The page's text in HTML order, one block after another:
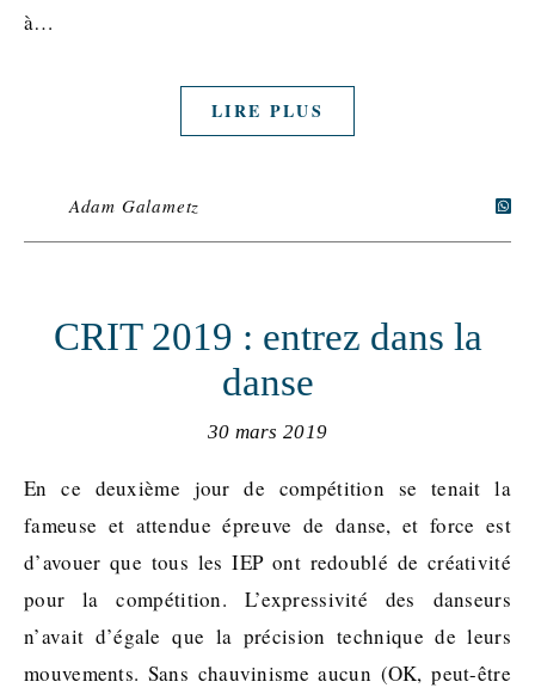
à…
LIRE PLUS
Adam Galametz
CRIT 2019 : entrez dans la
danse
30 mars 2019
En ce deuxième jour de compétition se tenait la
fameuse et attendue épreuve de danse, et force est
d’avouer que tous les IEP ont redoublé de créativité
pour la compétition. L’expressivité des danseurs
n’avait d’égale que la précision technique de leurs
mouvements. Sans chauvinisme aucun (OK, peut-être